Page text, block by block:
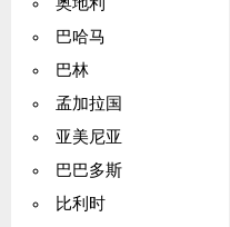
巴哈马
巴林
孟加拉国
亚美尼亚
巴巴多斯
比利时